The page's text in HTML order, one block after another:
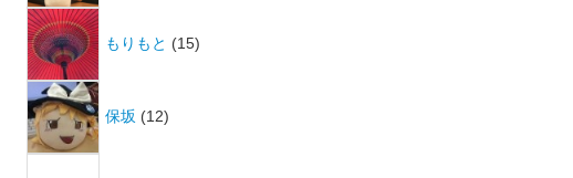
もりもと (15)
保坂 (12)